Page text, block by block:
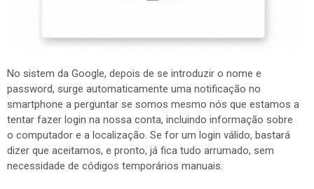
No sistem da Google, depois de se introduzir o nome e
password, surge automaticamente uma notificação no
smartphone a perguntar se somos mesmo nós que estamos a
tentar fazer login na nossa conta, incluindo informação sobre
o computador e a localização. Se for um login válido, bastará
dizer que aceitamos, e pronto, já fica tudo arrumado, sem
necessidade de códigos temporários manuais.